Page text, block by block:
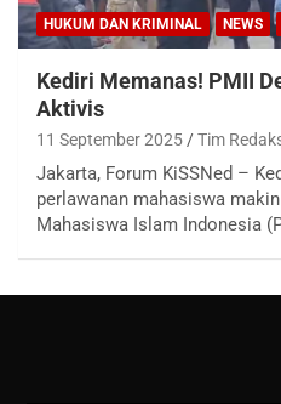
HUKUM DAN KRIMINAL NEWS
Kediri Memanas! PMII
Aktivis
11 September 2025 Tim
Jakarta, Forum KiSSNed –
perlawanan mahasiswa
Mahasiswa Islam Indonesia